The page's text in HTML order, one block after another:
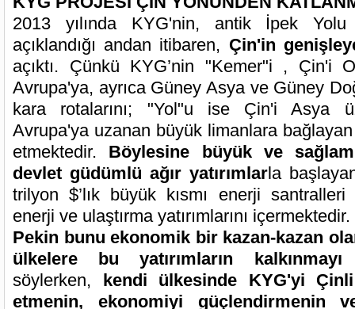
2013 yılında KYG'nin, antik İpek Yolu
açıklandığı andan itibaren, Çin'in
açıktı. Çünkü KYG’nin "Kemer"i , Çin'i
Avrupa'ya, ayrıca Güney Asya ve Güney
kara rotalarını; "Yol"u ise Çin'i Asya
Avrupa'ya uzanan büyük limanlara bağlayan
etmektedir. Böylesine büyük ve
devlet güdümlü ağır yatırımlarla
trilyon $’lık büyük kısmı enerji
enerji ve ulaştırma yatırımlarını içermektedir.
Pekin bunu ekonomik bir kazan-kazan
ülkelere bu yatırımların
söylerken, kendi ülkesinde KYG'yi
etmenin, ekonomiyi güçlendirmenin